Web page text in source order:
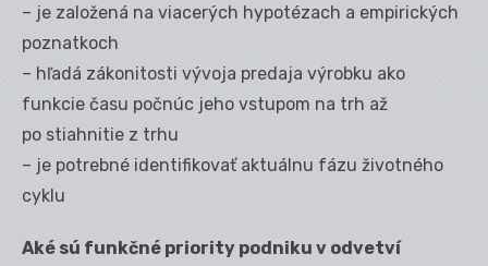
– je založená na viacerých hypotézach a empirických
poznatkoch
– hľadá zákonitosti vývoja predaja výrobku ako
funkcie času počnúc jeho vstupom na trh až
po stiahnitie z trhu
– je potrebné identifikovať aktuálnu fázu životného
cyklu
Aké sú funkčné priority podniku v odvetví